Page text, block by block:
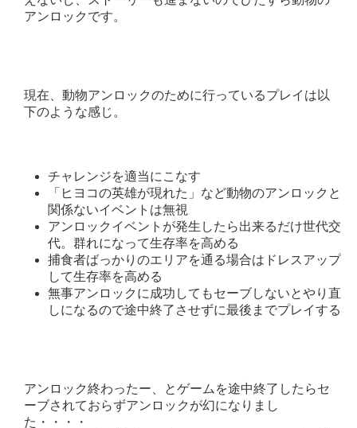
アンロックです。
現在、動物アンロックのために行っているプレイは以
下のような感じ。
チャレンジを適当にこなす
「ヒヨコの英雄が現れた」など動物のアンロックと
関係ないイベントは無視
アンロックイベントが発生したら出来るだけ世代交
代。群れになって生存率を高める
捕食者ばっかりのエリアを通る場合はドレスアップ
して生存率を高める
無事アンロックに成功してもセーブしないとやり直
しになるので途中終了させずに最後までプレイする
アンロック終わったー、とゲームを途中終了したらセ
ーブされておらずアンロックが幻になりまし
た・・・・